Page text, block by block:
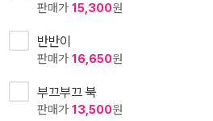
판매가 15,300원
반반이
판매가 16,650원
부끄부끄 북
판매가 13,500원